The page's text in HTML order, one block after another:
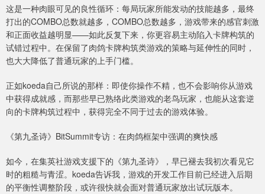
这是一种肉眼可见的良性循环：每局玩家所能发动的技能越多，最终
打出的COMBO总数就越多，COMBO总数越多，游戏带来的感官刺激
和正面收益越明显——如此反复下来，你更容易主动陷入卡牌构筑的
试错过程中。在保留了肉鸽卡牌构筑类游戏的策略与延伸性的同时，
也大大降低了普通玩家的上手门槛。
正如koeda自己所说的那样：即使你操作不精，也不会影响你从游戏
中获得成就感，而那些早已熟络此类游戏的老鸟玩家，也能从这套逆
向的卡牌构筑过程中，获得完全不同于过去的游戏体验。
《第九圣诗》BitSummit专访：在肉鸽框架中强调的爽快感
如今，在集英社游戏支援下的《第九圣诗》，早已褪去我初次看见它
时的粗糙与青涩。koeda告诉我，游戏的开发工作目前已经进入后期
的平衡性调整阶段，或许很快就会面对普通玩家放出试玩版本。